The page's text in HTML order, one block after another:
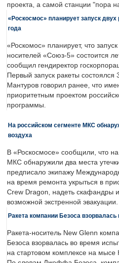
проекта, а самой станции "пора
«Роскосмос» планирует запуск
года
«Роскомос» планирует, что
носителей «Союз-5» состоится
сообщил гендиректор
Первый запуск ракеты
Мантуров говорил ранее, что
приоритетным проектом
программы.
На российском сегменте МКС
воздуха
В «Роскосмосе» сообщили, что
МКС обнаружили два места
предписало экипажу
на время ремонта укрыться в
Crew Dragon, надеть скафандры
возможной экстренной эвакуации.
Ракета компании Безоса
Ракета-носитель New Glenn
Безоса взорвалась во время
на стартовом комплексе на